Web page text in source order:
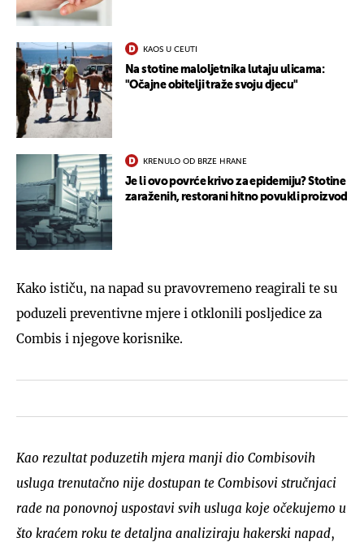
KAOS U CEUTI
Na stotine maloljetnika lutaju ulicama:
"Očajne obitelji traže svoju djecu"
KRENULO OD BRZE HRANE
Je li ovo povrće krivo za epidemiju? Stotine
zaraženih, restorani hitno povukli proizvod
Kako ističu, na napad su pravovremeno reagirali te su
poduzeli preventivne mjere i otklonili posljedice za
Combis i njegove korisnike.
Kao rezultat poduzetih mjera manji dio Combisovih
usluga trenutačno nije dostupan te Combisovi stručnjaci
rade na ponovnoj uspostavi svih usluga koje očekujemo u
što kraćem roku te detaljna analiziraju hakerski napad,